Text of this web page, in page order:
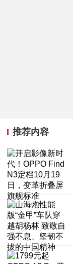
推荐内容